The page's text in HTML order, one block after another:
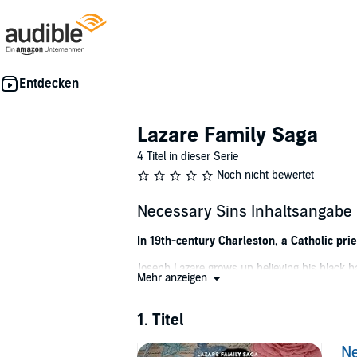
Lazare Family Saga
4 Titel in dieser Serie
Noch nicht bewertet
Necessary Sins Inhaltsangabe
In 19th-century Charleston, a Catholic
Joseph Lazare grows up believing his black
Joseph allows racial prejudice to limit his
When he meets Tessa Conley, a devout
conceal his true feelings as Tessa marries
Acting on their love could ruin Joseph and
Mehr anzeigen
1. Titel